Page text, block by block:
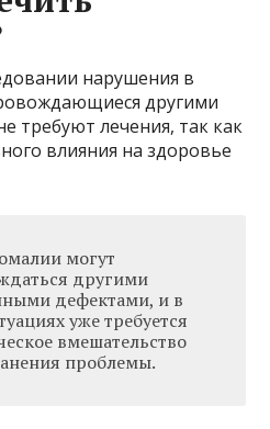
нарушения в
другими
требуют лечения, так как
влияния на здоровье
могут
другими
дефектами, и в
уже требуется
вмешательство
проблемы.